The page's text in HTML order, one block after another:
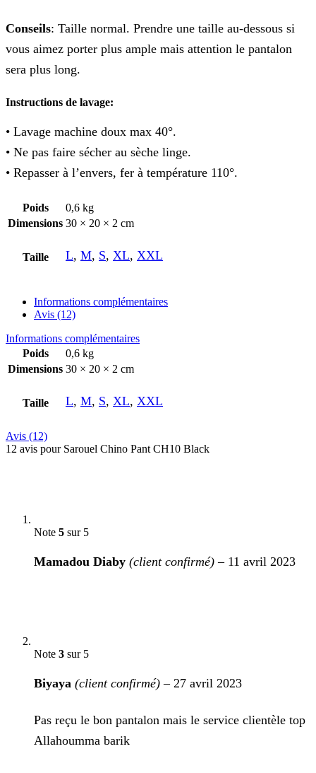
Conseils: Taille normal. Prendre une taille au-dessous si
vous aimez porter plus ample mais attention le pantalon
sera plus long.
Instructions de lavage:
• Lavage machine doux max 40°.
• Ne pas faire sécher au sèche linge.
• Repasser à l’envers, fer à température 110°.
Poids
0,6 kg
Dimensions 30 × 20 × 2 cm
Taille L, M, S, XL, XXL
Informations complémentaires
Avis (12)
Informations complémentaires
Poids
0,6 kg
Dimensions 30 × 20 × 2 cm
Taille L, M, S, XL, XXL
Avis (12)
12 avis pour Sarouel Chino Pant CH10 Black
Note 5 sur 5
Mamadou Diaby (client confirmé) – 11 avril 2023
Note 3 sur 5
Biyaya (client confirmé) – 27 avril 2023
Pas reçu le bon pantalon mais le service clientèle top
Allahoumma barik